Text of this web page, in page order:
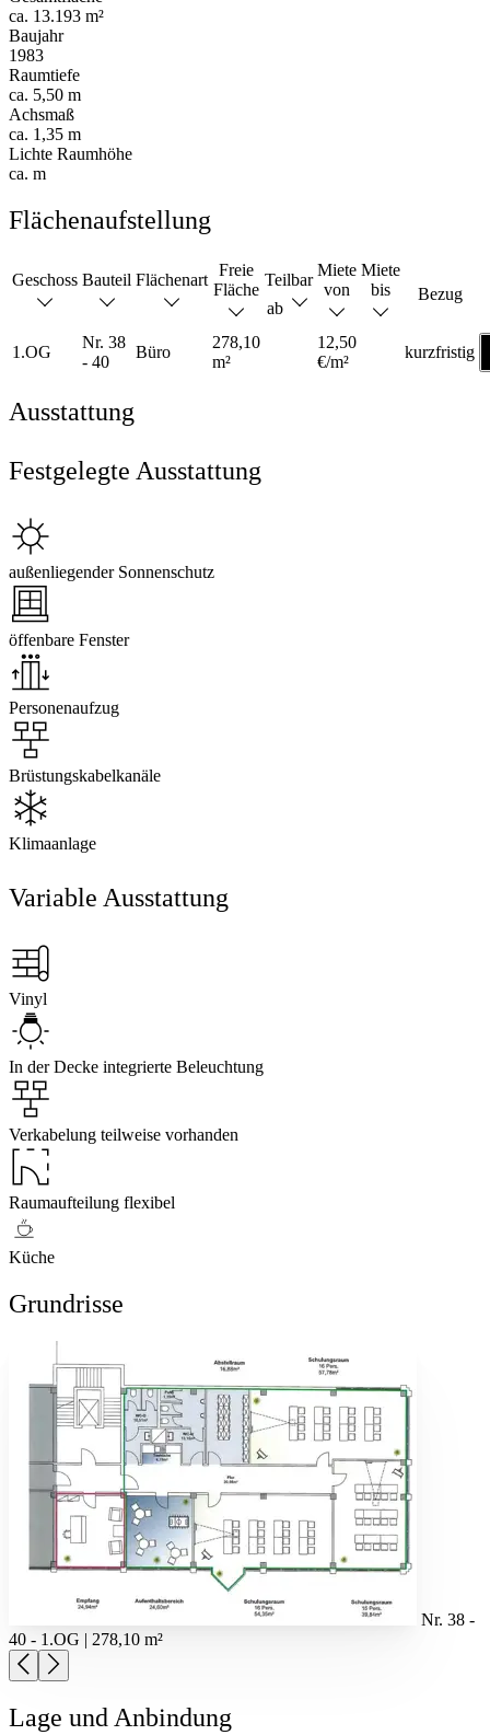
ca. 13.193 m²
Baujahr
1983
Raumtiefe
ca. 5,50 m
Achsmaß
ca. 1,35 m
Lichte Raumhöhe
ca. m
Flächenaufstellung
Geschoss Bauteil Flächenart
Freie
Fläche
Teilbar
ab
Miete
von
Miete
bis
Bezug
1.OG
Nr. 38
- 40
Büro
278,10
m²
12,50
€/m²
kurzfristig
Ausstattung
Festgelegte Ausstattung
außenliegender Sonnenschutz
öffenbare Fenster
Personenaufzug
Brüstungskabelkanäle
Klimaanlage
Variable Ausstattung
Vinyl
In der Decke integrierte Beleuchtung
Verkabelung teilweise vorhanden
Raumaufteilung flexibel
Küche
Grundrisse
Nr. 38 -
40 - 1.OG | 278,10 m²
Lage und Anbindung